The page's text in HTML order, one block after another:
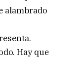
alambrado
Hay que